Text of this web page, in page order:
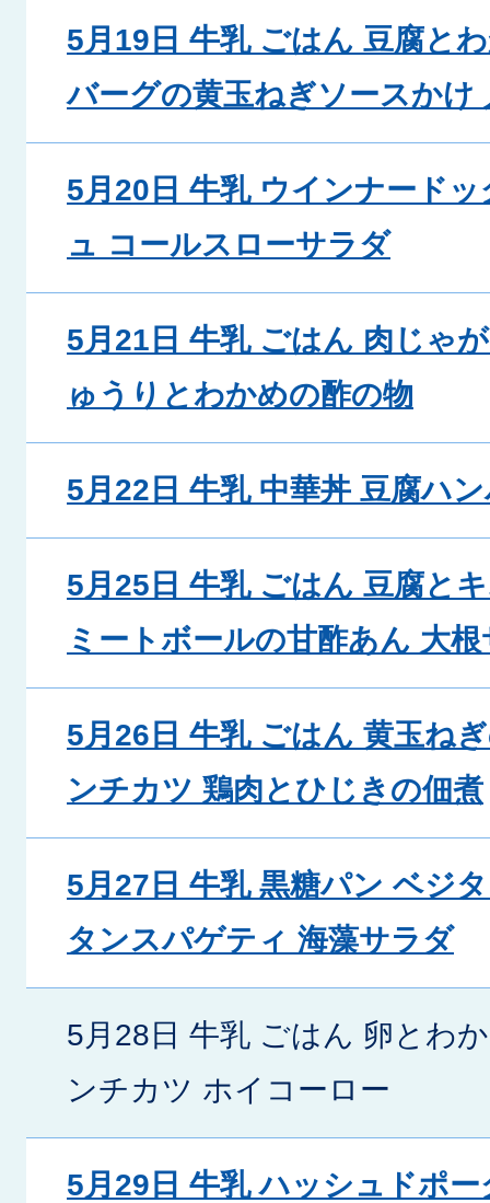
5月19日 牛乳 ごはん 豆腐と
バーグの黄玉ねぎソースかけ
5月20日 牛乳 ウインナード
ュ コールスローサラダ
5月21日 牛乳 ごはん 肉じゃ
ゅうりとわかめの酢の物
5月22日 牛乳 中華丼 豆腐ハ
5月25日 牛乳 ごはん 豆腐と
ミートボールの甘酢あん 大
5月26日 牛乳 ごはん 黄玉ね
ンチカツ 鶏肉とひじきの佃煮
5月27日 牛乳 黒糖パン ベジ
タンスパゲティ 海藻サラダ
5月28日 牛乳 ごはん 卵とわ
ンチカツ ホイコーロー
5月29日 牛乳 ハッシュドポ